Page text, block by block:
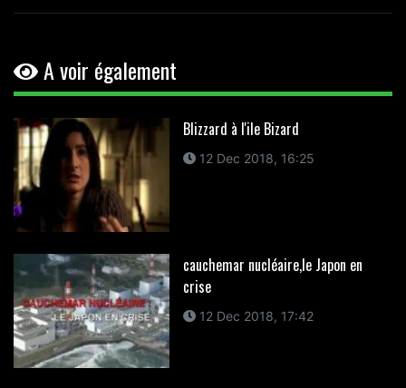
A voir également
Blizzard à l'ile Bizard
12 Dec 2018, 16:25
cauchemar nucléaire,le Japon en
crise
12 Dec 2018, 17:42